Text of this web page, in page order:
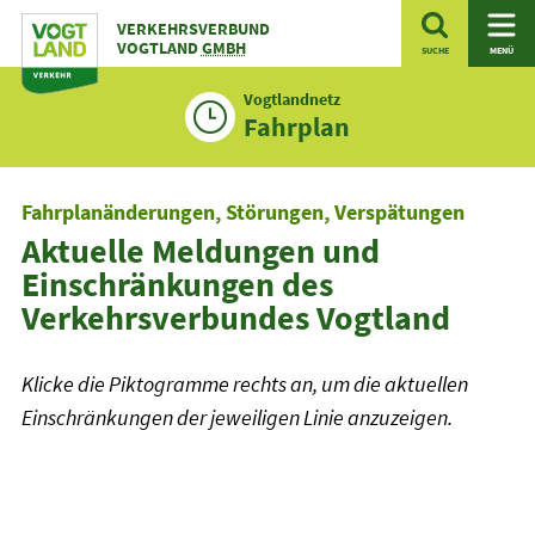
Zum
Inhalt
VERKEHRSVERBUND
VOGTLANDGMBH SUCHE MENÜ
Vogtlandnetz
Fahrplan
Fahrplanänderungen, Störungen, Verspätungen
Aktuelle Meldungen und
Einschränkungen des
Verkehrsverbundes Vogtland
Klicke die Piktogramme rechts an, um die aktuellen
Einschränkungen der jeweiligen Linie anzuzeigen.